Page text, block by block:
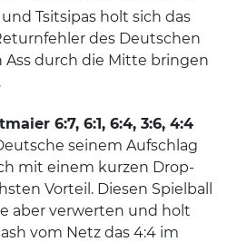
Tsitsipas holt sich das
des Deutschen
Ass durch die Mitte bringen
6:7, 6:1, 6:4, 3:6, 4:4
seinem Aufschlag
mit einem kurzen Drop-
Vorteil. Diesen Spielball
aber verwerten und holt
vom Netz das 4:4 im